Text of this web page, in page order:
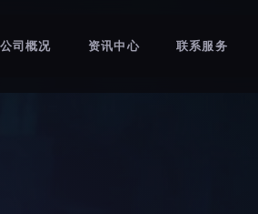
公司概况 资讯中心 联系服务